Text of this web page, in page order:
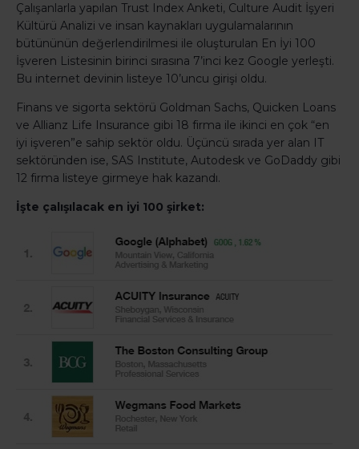
Çalışanlarla yapılan Trust Index Anketi, Culture Audit İşyeri
Kültürü Analizi ve insan kaynakları uygulamalarının
bütününün değerlendirilmesi ile oluşturulan En İyi 100
İşveren Listesinin birinci sırasına 7’inci kez Google yerleşti.
Bu internet devinin listeye 10’uncu girişi oldu.
Finans ve sigorta sektörü Goldman Sachs, Quicken Loans
ve Allianz Life Insurance gibi 18 firma ile ikinci en çok “en
iyi işveren”e sahip sektör oldu. Üçüncü sırada yer alan IT
sektöründen ise, SAS Institute, Autodesk ve GoDaddy gibi
12 firma listeye girmeye hak kazandı.
İşte çalışılacak en iyi 100 şirket: